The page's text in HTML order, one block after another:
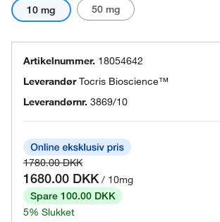
10 mg 50 mg
Artikelnummer. 18054642
LeverandørTocris Bioscience™
Leverandørnr. 3869/10
1780.00 DKK
1680.00 DKK / 10mg
Spare 100.00 DKK
5% Slukket